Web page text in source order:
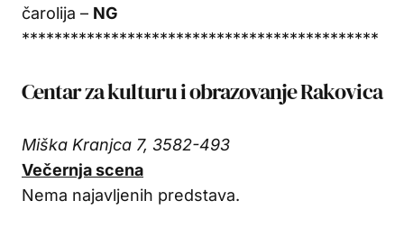
čarolija – NG
********************************************
Centar za kulturu i obrazovanje Rakovica
Miška Kranjca 7, 3582-493
Večernja scena
Nema najavljenih predstava.